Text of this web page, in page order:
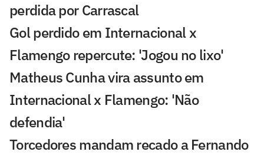
perdida por Carrascal
Gol perdido em Internacional x
Flamengo repercute: 'Jogou no lixo'
Matheus Cunha vira assunto em
Internacional x Flamengo: 'Não
defendia'
Torcedores mandam recado a Fernando